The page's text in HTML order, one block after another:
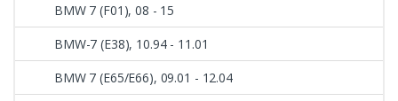
BMW 7 (F01), 08 - 15
BMW-7 (E38), 10.94 - 11.01
BMW 7 (E65/E66), 09.01 - 12.04